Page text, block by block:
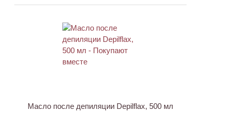
Масло после депиляции Depilflax, 500 мл